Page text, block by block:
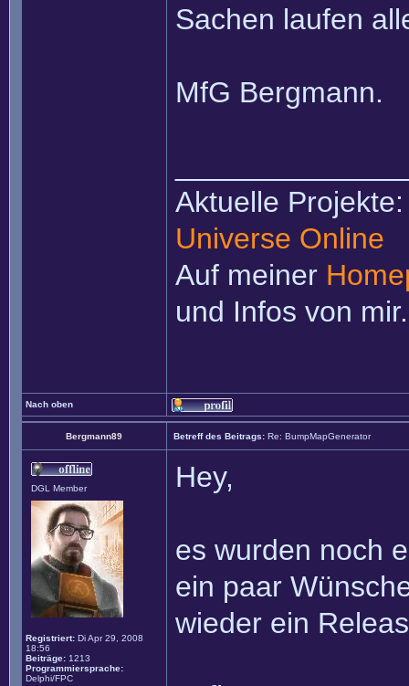
Sachen laufen
MfG Bergmann.
Aktuelle
Universe Online
Auf meiner
und Infos von mir.
Nach oben
Bergmann89 Betreff des Beitrags: Re: BumpMapGenerator
DGL Member
Registriert: Di Apr 29, 2008
18:56
Beiträge: 1213
Programmiersprache:
Delphi/FPC
Hey,
es wurden noch
ein paar
wieder ein